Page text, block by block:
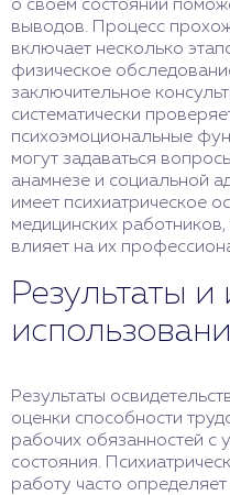
о своем состоянии
выводов. Процесс
включает несколько
физическое
заключительное
систематически
психоэмоциональные
могут задаваться
анамнезе и социальной
имеет психиатрическое
медицинских
влияет на их
Результаты и
Результаты
оценки способности
рабочих обязанностей с
состояния.
работу часто